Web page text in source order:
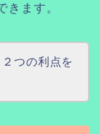
きます。
つの利点を